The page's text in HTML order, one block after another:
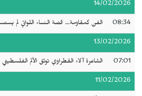
14/02/2026
08:34 الفن كمقاومة... قصة النساء اللواتي لم
13/02/2026
07:01 الشاعرة آلاء القطراوي توثق الألم
11/02/2026